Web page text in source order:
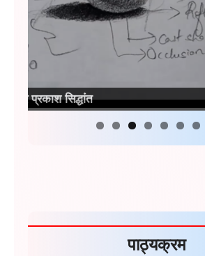
3.सुविधाओं का आकार
पाठ्यक्रम